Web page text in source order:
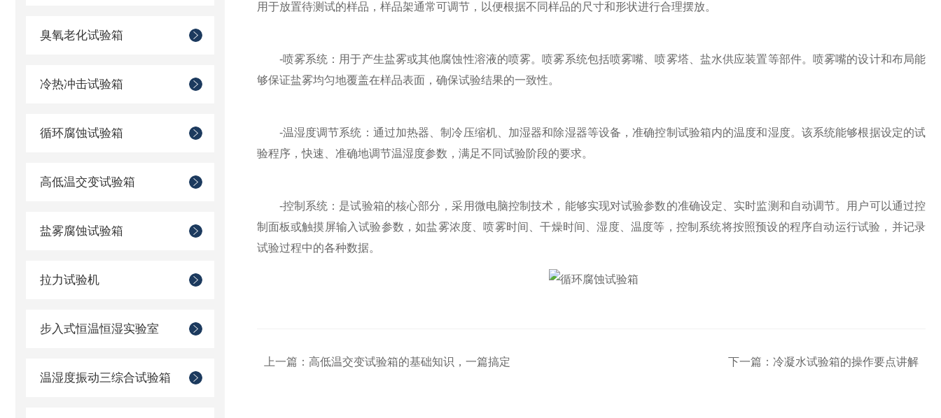
臭氧老化试验箱
冷热冲击试验箱
循环腐蚀试验箱
高低温交变试验箱
盐雾腐蚀试验箱
拉力试验机
步入式恒温恒湿实验室
温湿度振动三综合试验箱
用于放置待测试的样品，样品架通常可调节，以便根据不同样品的尺寸和形状进行合理摆放。
-喷雾系统：用于产生盐雾或其他腐蚀性溶液的喷雾。喷雾系统包括喷雾嘴、喷雾塔、盐水供应装置等部件。喷雾嘴的设计和布局能
够保证盐雾均匀地覆盖在样品表面，确保试验结果的一致性。
-温湿度调节系统：通过加热器、制冷压缩机、加湿器和除湿器等设备，准确控制试验箱内的温度和湿度。该系统能够根据设定的试
验程序，快速、准确地调节温湿度参数，满足不同试验阶段的要求。
-控制系统：是试验箱的核心部分，采用微电脑控制技术，能够实现对试验参数的准确设定、实时监测和自动调节。用户可以通过控
制面板或触摸屏输入试验参数，如盐雾浓度、喷雾时间、干燥时间、湿度、温度等，控制系统将按照预设的程序自动运行试验，并记录
试验过程中的各种数据。
上一篇： 高低温交变试验箱的基础知识，一篇搞定 下一篇： 冷凝水试验箱的操作要点讲解